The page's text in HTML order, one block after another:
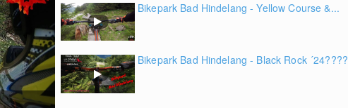
Bikepark Bad Hindelang - Yellow Course &...
Bikepark Bad Hindelang - Black Rock ´24????